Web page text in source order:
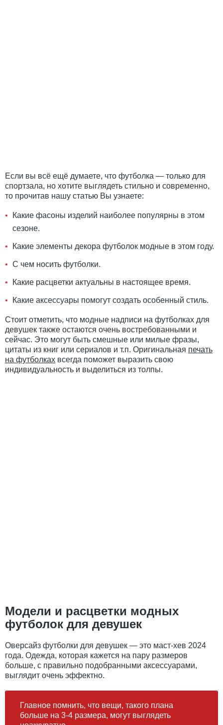
Если вы всё ещё думаете, что футболка — только для
спортзала, но хотите выглядеть стильно и современно,
то прочитав нашу статью Вы узнаете:
Какие фасоны изделий наиболее популярны в этом
сезоне.
Какие элементы декора футболок модные в этом году.
С чем носить футболки.
Какие расцветки актуальны в настоящее время.
Какие аксессуары помогут создать особенный стиль.
Стоит отметить, что модные надписи на футболках для
девушек также остаются очень востребованными и
сейчас. Это могут быть смешные или милые фразы,
цитаты из книг или сериалов и т.п. Оригинальная печать
на футболках всегда поможет выразить свою
индивидуальность и выделиться из толпы.
Модели и расцветки модных
футболок для девушек
Оверсайз футболки для девушек — это маст-хев 2024
года. Одежда, которая кажется на пару размеров
больше, с правильно подобранными аксессуарами,
выглядит очень эффектно.
Главное помнить, что вещи, такого плана
больше на 3-4 размера, могут выглядеть